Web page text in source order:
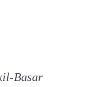
Basar